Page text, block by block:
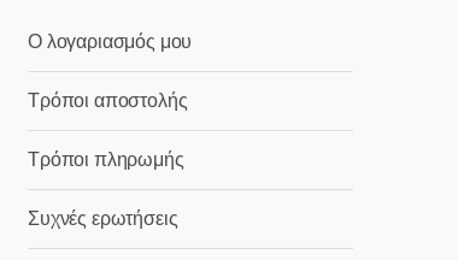
Ο λογαριασμός μου
Τρόποι αποστολής
Τρόποι πληρωμής
Συχνές ερωτήσεις